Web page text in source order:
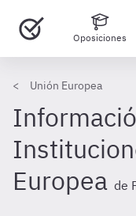
Oposiciones
Unión Europea
Europea de